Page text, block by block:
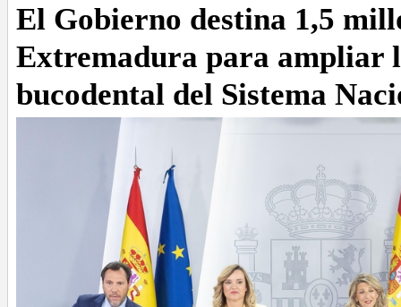
El Gobierno destina 1,5
Extremadura para ampliar
bucodental del Sistema